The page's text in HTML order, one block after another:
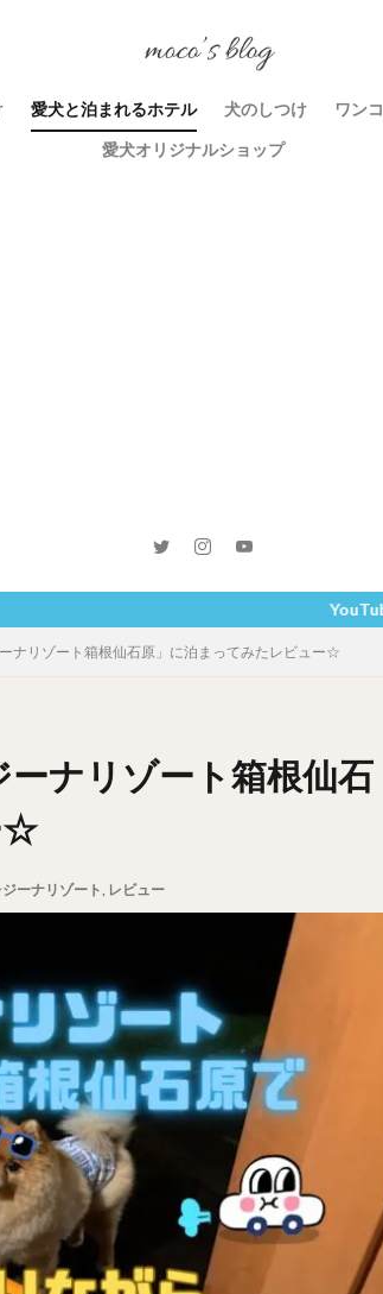
愛犬と泊まれるホテル 犬のしつけ ワン
愛犬オリジナルショップ
YouTubeチャンネルもぜ
ナリゾート箱根仙石原」に泊まってみたレビュー☆
ナリゾート箱根仙石
☆
ジーナリゾート, レビュー